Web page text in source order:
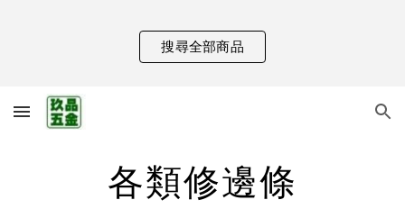
Skip to main content
搜尋全部商品
各類修邊條